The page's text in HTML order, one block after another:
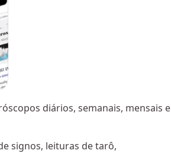
diários, semanais, mensais e
signos, leituras de tarô,